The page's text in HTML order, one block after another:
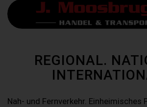
REGIONAL.
Nah- und Fernverkehr. Einheimisches